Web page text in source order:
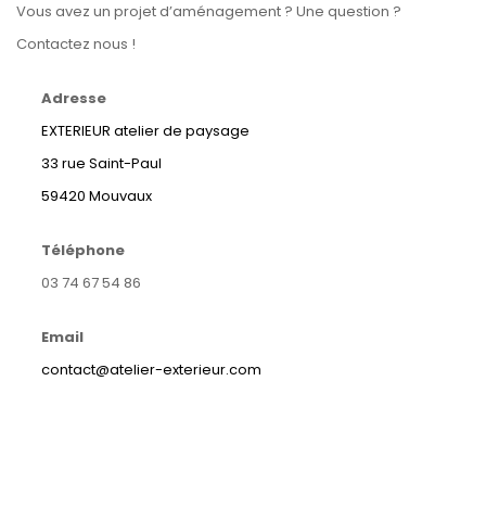
Vous avez un projet d’aménagement ? Une question ?
Contactez nous !
Adresse
EXTERIEUR atelier de paysage
33 rue Saint-Paul
59420 Mouvaux
Téléphone
03 74 67 54 86
Email
contact@atelier-exterieur.com